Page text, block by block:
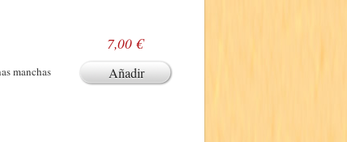
manchas
7,00 €
Añadir